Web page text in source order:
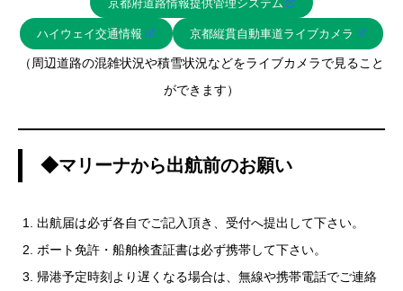
京都府道路情報提供管理システム
ハイウェイ交通情報 京都縦貫自動車道ライブカメラ
（周辺道路の混雑状況や積雪状況などをライブカメラで見ること
ができます）
◆マリーナから出航前のお願い
出航届は必ず各自でご記入頂き、受付へ提出して下さい。
ボート免許・船舶検査証書は必ず携帯して下さい。
帰港予定時刻より遅くなる場合は、無線や携帯電話でご連絡